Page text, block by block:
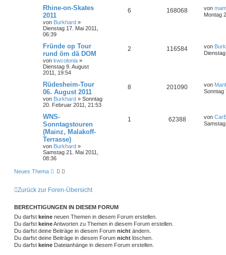
Rhine-on-Skates
2011
von Burkhard »
Dienstag 17. Mai 2011,
06:39
6 168068 von
Montag
Fründe op Tour
rund öm dä DOM
von kwcolonia »
Dienstag 9. August
2011, 19:54
2 116584 von
Rüdesheim-Tour
06. August 2011
von Burkhard » Sonntag
20. Februar 2011, 21:53
8 201090 von
Sonntag
WNS-
Sonntagstouren
(Mainz, Malakoff-
Terrasse)
von Burkhard »
Samstag 21. Mai 2011,
08:36
1 62388 von
Neues Thema
Zurück zur Foren-Übersicht
BERECHTIGUNGEN IN DIESEM FORUM
Du darfst keine neuen Themen in diesem Forum erstellen.
Du darfst keineAntworten zu Themen in diesem Forum erstellen.
Du darfst deine Beiträge in diesem Forum nicht ändern.
Du darfst deine Beiträge in diesem Forum nicht löschen.
Du darfst keine Dateianhänge in diesem Forum erstellen.